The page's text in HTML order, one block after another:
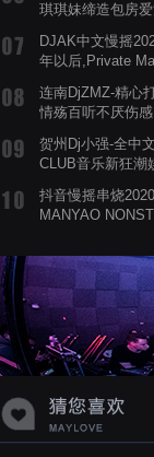
琪琪妹缔造包房
DJAK中文慢摇
年以后,Private
连南DjZMZ-精心
情殇百听不厌伤
贺州Dj小强-全中
CLUB音乐新狂潮
抖音慢摇串烧
MANYAO
蝉爸爸妈妈爱存
声音啊